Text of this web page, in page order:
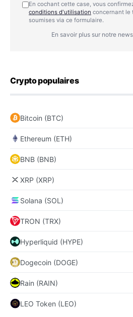
En cochant cette case, vous
conditions d'utilisation concernant le
soumises via ce formulaire.
En savoir plus sur notre
Crypto populaires
Bitcoin (BTC)
Ethereum (ETH)
BNB (BNB)
XRP (XRP)
Solana (SOL)
TRON (TRX)
Hyperliquid (HYPE)
Dogecoin (DOGE)
Rain (RAIN)
LEO Token (LEO)